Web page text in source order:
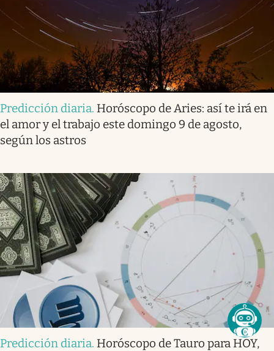
Predicción diaria. Horóscopo de Aries: así te irá en
el amor y el trabajo este domingo 9 de agosto,
según los astros
Predicción diaria. Horóscopo de Tauro para HOY,